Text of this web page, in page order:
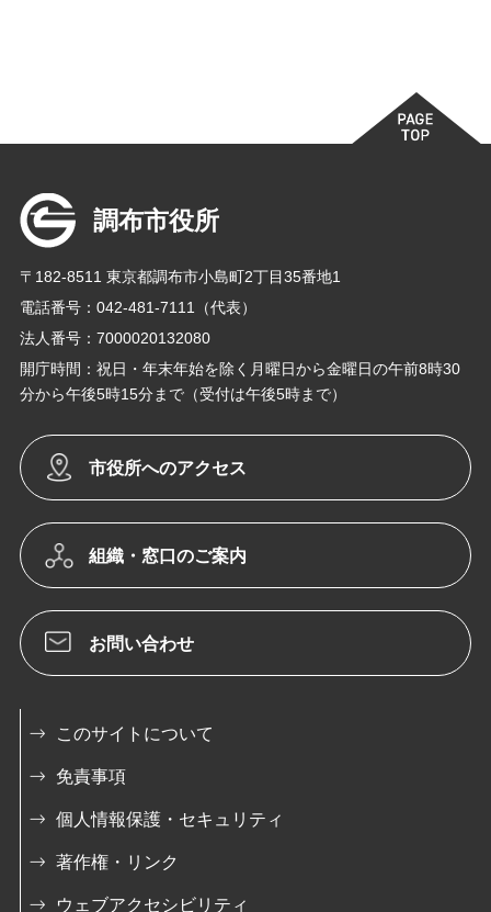
調布市役所
〒182-8511 東京都調布市小島町2丁目35番地1
電話番号：042-481-7111（代表）
法人番号：7000020132080
開庁時間：祝日・年末年始を除く月曜日から金曜日の午前8時30
分から午後5時15分まで（受付は午後5時まで）
市役所へのアクセス
組織・窓口のご案内
お問い合わせ
このサイトについて
免責事項
個人情報保護・セキュリティ
著作権・リンク
ウェブアクセシビリティ